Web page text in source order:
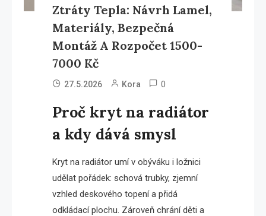
Ztráty Tepla: Návrh Lamel,
Materiály, Bezpečná
Montáž A Rozpočet 1500-
7000 Kč
27.5.2026 Kora 0
Proč kryt na radiátor
a kdy dává smysl
Kryt na radiátor umí v obýváku i ložnici
udělat pořádek: schová trubky, zjemní
vzhled deskového topení a přidá
odkládací plochu. Zároveň chrání děti a